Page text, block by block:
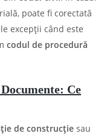
poate fi corectată
excepții când este
codul de procedură
Ce
de construcție sau